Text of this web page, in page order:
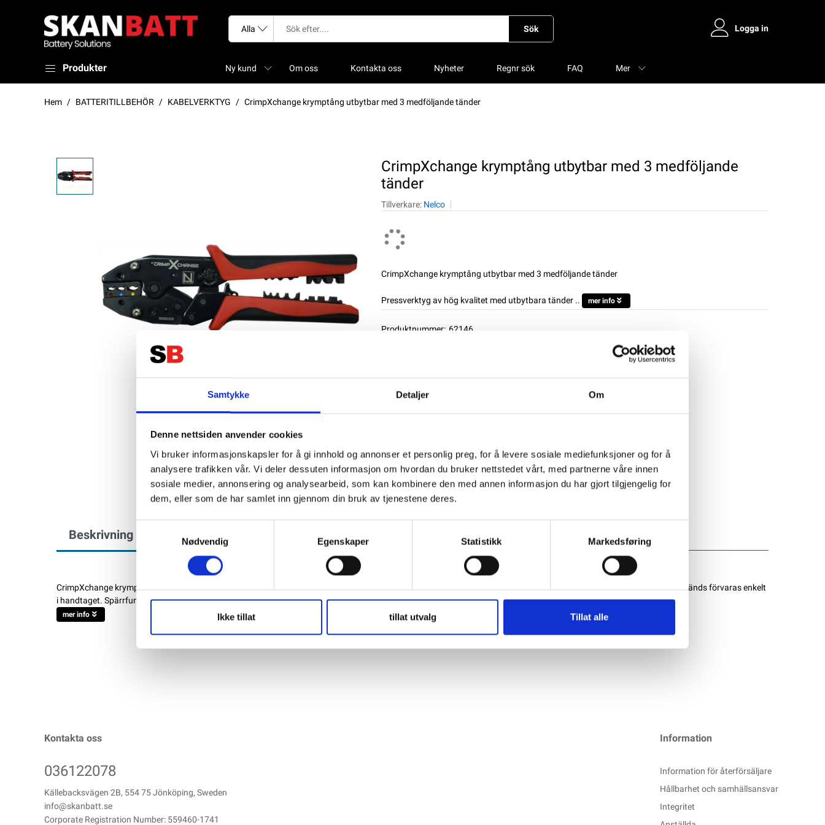
Samtykke Detaljer Om
Denne nettsiden anvender cookies
Vi bruker informasjonskapsler for å gi innhold og annonser et personlig preg, for å levere sosiale mediefunksjoner og for å
analysere trafikken vår. Vi deler dessuten informasjon om hvordan du bruker nettstedet vårt, med partnerne våre innen
sosiale medier, annonsering og analysearbeid, som kan kombinere den med annen informasjon du har gjort tilgjengelig for
dem, eller som de har samlet inn gjennom din bruk av tjenestene deres.
Nødvendig
Egenskaper Statistikk Markedsføring
Ikke tillat tillat utvalg Tillat alle
Sök Logga in
Produkter Ny kund Om oss Kontakta oss Nyheter Regnr sök FAQ Mer
Hem BATTERITILLBEHÖR KABELVERKTYG CrimpXchange krymptång utbytbar med 3 medföljande tänder
CrimpXchange krymptång utbytbar med 3 medföljande
tänder
Tillverkare: Nelco
CrimpXchange krymptång utbytbar med 3 medföljande tänder
Pressverktyg av hög kvalitet med utbytbara tänder .. mer info
Produktnummer: 62146
Dela den här produkten
Beskrivning Specifikation
CrimpXchange krymptång utbytbar med 3 medföljande tänder Pressverktyg av hög kvalitet med utbytbara tänder för de vanligaste pressbehoven. Tänder som inte används förvaras enkelt
i handtaget. Spärrfunktion som säkerställer bra pressning varje gång. Mekanisk funktion. Pressningstång för pressning av isolerade kabelskor 0,5-6mm2
mer info
Kontakta oss
036122078
Källebacksvägen 2B, 554 75 Jönköping, Sweden
info@skanbatt.se
Corporate Registration Number: 559460-1741
Information
Information för återförsäljare
Hållbarhet och samhällsansvar
Integritet